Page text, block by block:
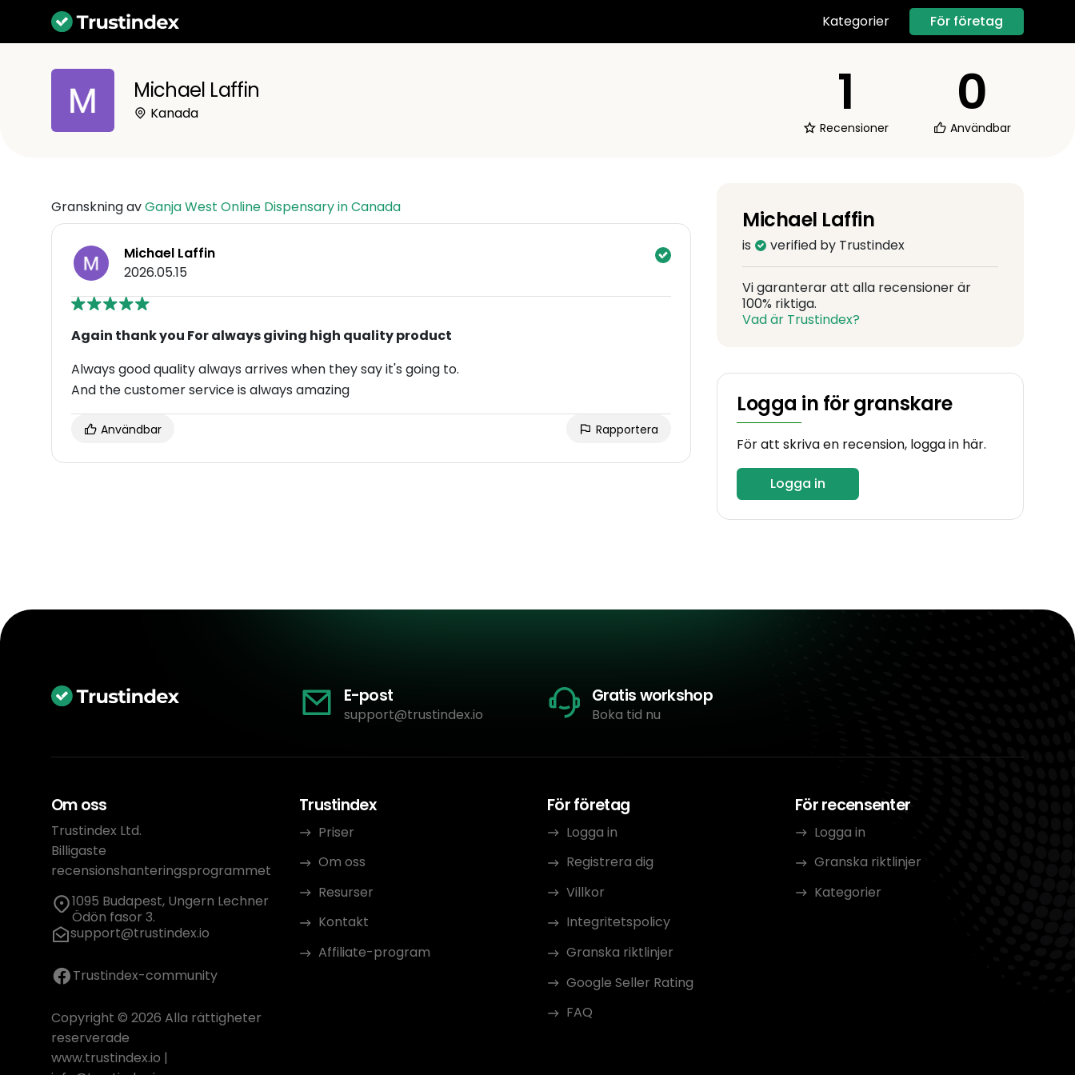
Kategorier För företag
Michael Laffin
Kanada 1
Recensioner
0
Användbar
Granskning avGanja West Online Dispensary in Canada
Michael Laffin
2026.05.15
Again thank you For always giving high quality product
Always good quality always arrives when they say it's going to.
And the customer service is always amazing
Användbar Rapportera
Michael Laffin
is verified by Trustindex
Vi garanterar att alla recensioner är
100% riktiga.
Vad är Trustindex?
Logga in för granskare
För att skriva en recension, logga in här.
Logga in
E-post
support@trustindex.io
Gratis workshop
Boka tid nu
Om oss
Trustindex Ltd.
Billigaste
recensionshanteringsprogrammet
1095 Budapest, Ungern Lechner
Ödön fasor 3.
support@trustindex.io
Trustindex-community
Copyright © 2026 Alla rättigheter
reserverade
www.trustindex.io |
Trustindex
Priser
Om oss
Resurser
Kontakt
Affiliate-program
För företag
Logga in
Registrera dig
Villkor
Integritetspolicy
Granska riktlinjer
Google Seller Rating
FAQ
För recensenter
Logga in
Granska riktlinjer
Kategorier